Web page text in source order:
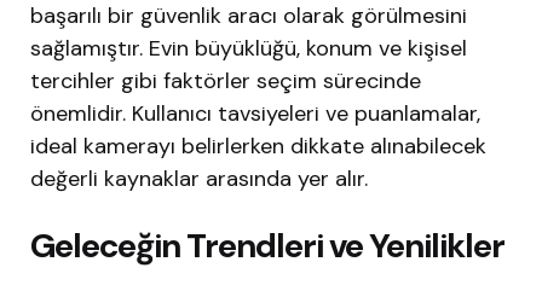
başarılı bir güvenlik aracı olarak görülmesini
sağlamıştır. Evin büyüklüğü, konum ve kişisel
tercihler gibi faktörler seçim sürecinde
önemlidir. Kullanıcı tavsiyeleri ve puanlamalar,
ideal kamerayı belirlerken dikkate alınabilecek
değerli kaynaklar arasında yer alır.
Geleceğin Trendleri ve Yenilikler